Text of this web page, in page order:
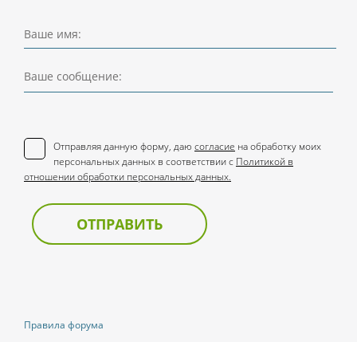
Правила форума
Ваше имя:
Ваше сообщение:
Отправляя данную форму, даю согласие на обработку моих
персональных данных в соответствии с Политикой в
отношении обработки персональных данных.
ОТПРАВИТЬ